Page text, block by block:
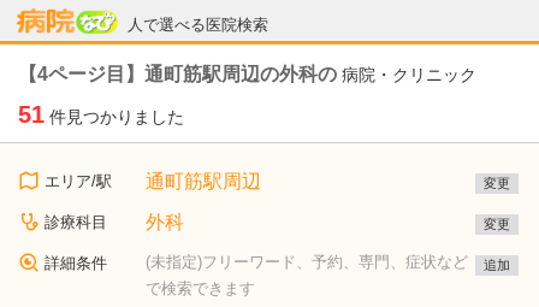
人で選べる医院検索
病院なび
【4ページ目】通町筋駅周辺の外科の 病院・クリニック
51 件見つかりました
エリア/駅 通町筋駅周辺 変更
診療科目 外科 変更
詳細条件
(未指定)フリーワード、予約、専門、症状など
で検索できます
追加